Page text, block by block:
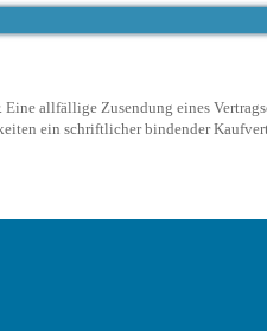
allfällige Zusendung eines
ein schriftlicher bindender